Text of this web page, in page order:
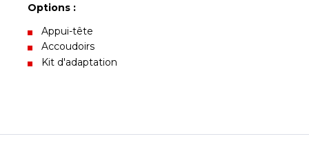
Options :
Appui-tête
Accoudoirs
Kit d'adaptation